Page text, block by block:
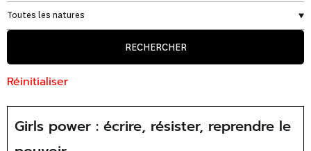
RECHERCHER
Réinitialiser
Girls power : écrire, résister, reprendre le